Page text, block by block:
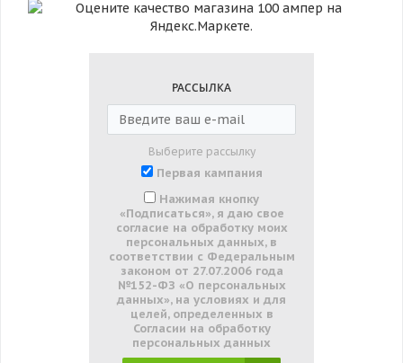
РАССЫЛКА
Выберите рассылку
Первая кампания
Нажимая кнопку
«Подписаться», я даю свое
согласие на обработку моих
персональных данных, в
соответствии с Федеральным
законом от 27.07.2006 года
№152-ФЗ «О персональных
данных», на условиях и для
целей, определенных в
Согласии на обработку
персональных данных